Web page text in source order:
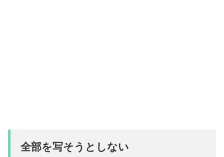
全部を写そうとしない